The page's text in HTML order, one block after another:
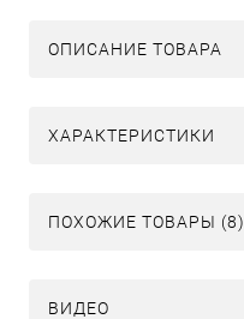
ОПИСАНИЕ ТОВАРА
ХАРАКТЕРИСТИКИ
ПОХОЖИЕ ТОВАРЫ (8)
ВИДЕО